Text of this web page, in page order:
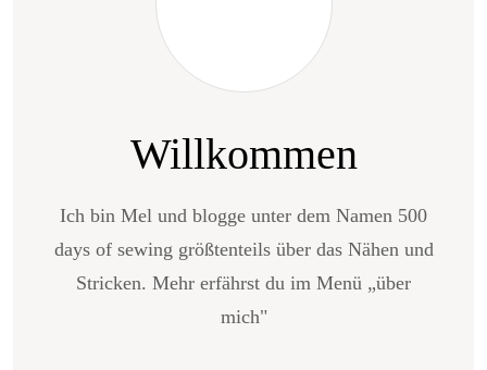
Willkommen
Ich bin Mel und blogge unter dem Namen 500
days of sewing größtenteils über das Nähen und
Stricken. Mehr erfährst du im Menü „über
mich"